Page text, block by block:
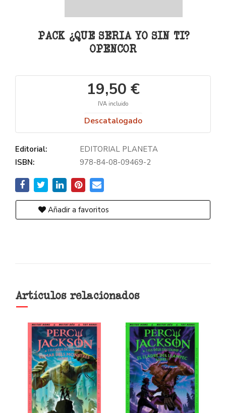
PACK ¿QUE SERIA YO SIN TI?
OPENCOR
19,50 €
IVA incluido
Descatalogado
Editorial:
EDITORIAL PLANETA
ISBN:
978-84-08-09469-2
Añadir a favoritos
Artículos relacionados